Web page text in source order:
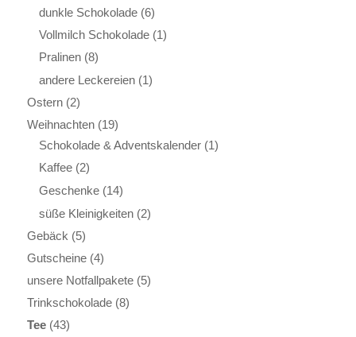
dunkle Schokolade (6)
Vollmilch Schokolade (1)
Pralinen (8)
andere Leckereien (1)
Ostern (2)
Weihnachten (19)
Schokolade & Adventskalender (1)
Kaffee (2)
Geschenke (14)
süße Kleinigkeiten (2)
Gebäck (5)
Gutscheine (4)
unsere Notfallpakete (5)
Trinkschokolade (8)
Tee (43)